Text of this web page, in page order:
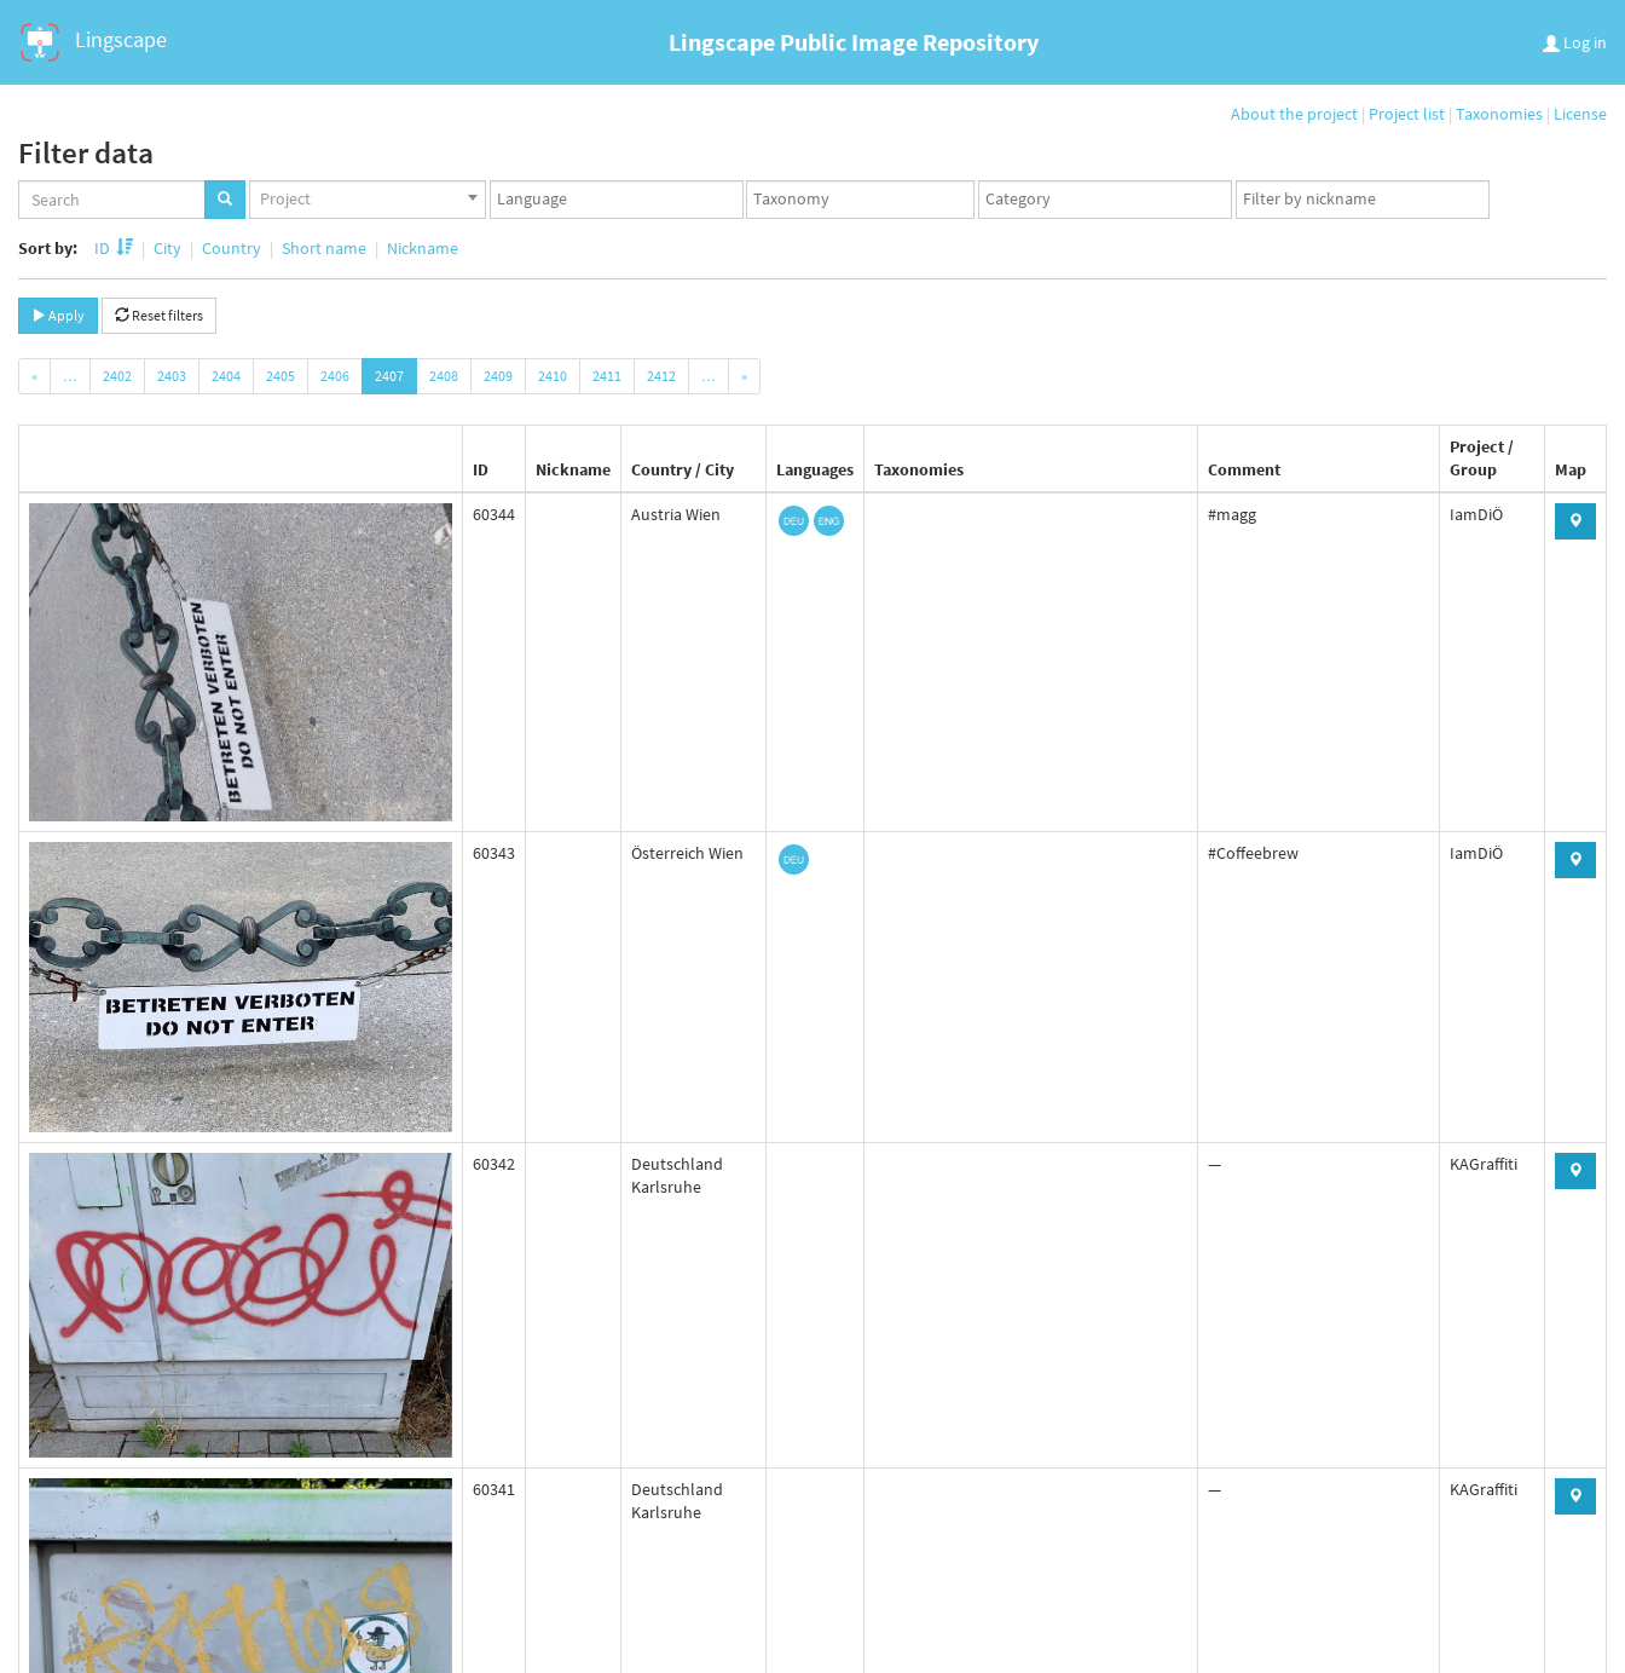
Lingscape Log in
Lingscape Public Image Repository
About the project | Project list | Taxonomies | License
Filter data
Projects
set
Project
Languages
set
Taxonomy
set
Taxonomy
term
App
user
Sort by: ID City Country Short name Nickname
Apply Reset filters
« … 2402 2403 2404 2405 2406 2407 2408 2409 2410 2411 2412 … »
ID Nickname Country / City Languages Taxonomies Comment
Project /
Group
Map
60344 Austria Wien #magg IamDiÖ
60343 Österreich Wien #Coffeebrew IamDiÖ
60342
Deutschland
Karlsruhe
— KAGraffiti
60341
Deutschland
Karlsruhe
— KAGraffiti